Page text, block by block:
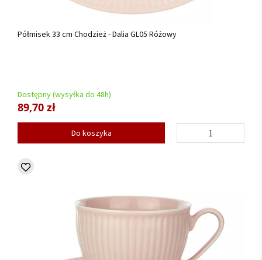
Półmisek 33 cm Chodzież - Dalia GL05 Różowy
Dostępny (wysyłka do 48h)
89,70 zł
Do koszyka